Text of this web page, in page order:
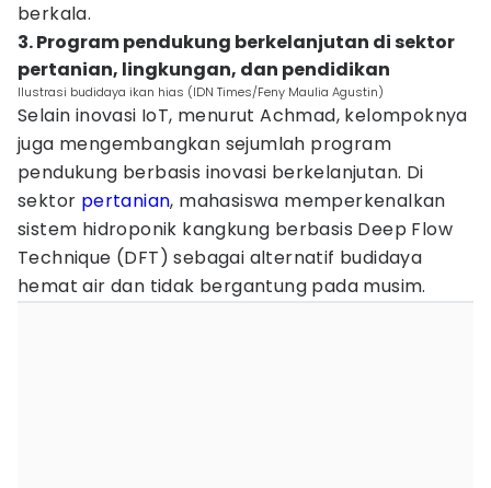
berkala.
3. Program pendukung berkelanjutan di sektor
pertanian, lingkungan, dan pendidikan
Ilustrasi budidaya ikan hias (IDN Times/Feny Maulia Agustin)
Selain inovasi IoT, menurut Achmad, kelompoknya
juga mengembangkan sejumlah program
pendukung berbasis inovasi berkelanjutan. Di
sektor pertanian, mahasiswa memperkenalkan
sistem hidroponik kangkung berbasis Deep Flow
Technique (DFT) sebagai alternatif budidaya
hemat air dan tidak bergantung pada musim.